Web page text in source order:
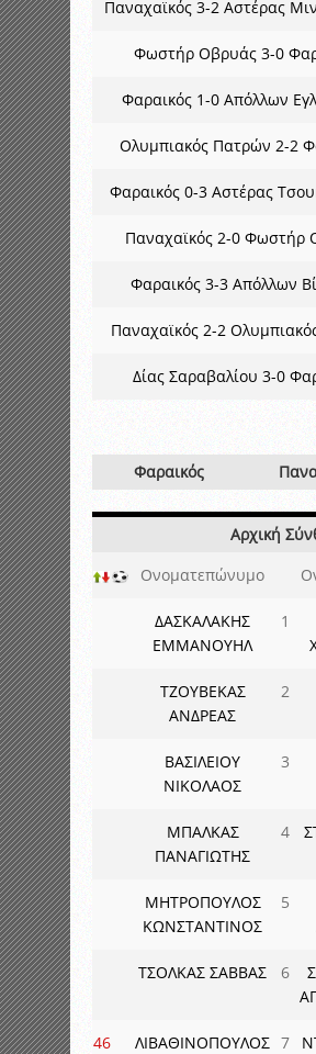
Παναχαϊκός 3-2 Αστέρας
Φωστήρ Οβρυάς 3-0
Φαραικός 1-0 Απόλλων
Ολυμπιακός Πατρών 2-2
Φαραικός 0-3 Αστέρας
Παναχαϊκός 2-0 Φωστήρ
Φαραικός 3-3 Απόλλων
Παναχαϊκός 2-2
Δίας Σαραβαλίου 3-0
Φαραικός
Αρχική
Ονοματεπώνυμο
ΔΑΣΚΑΛΑΚΗΣ
ΕΜΜΑΝΟΥΗΛ
1
ΤΖΟΥΒΕΚΑΣ
ΑΝΔΡΕΑΣ
2
ΒΑΣΙΛΕΙΟΥ
ΝΙΚΟΛΑΟΣ
3
ΜΠΑΛΚΑΣ
ΠΑΝΑΓΙΩΤΗΣ
4
ΜΗΤΡΟΠΟΥΛΟΣ
ΚΩΝΣΤΑΝΤΙΝΟΣ
5
ΤΣΟΛΚΑΣ ΣΑΒΒΑΣ 6
46
ΛΙΒΑΘΙΝΟΠΟΥΛΟΣ 7